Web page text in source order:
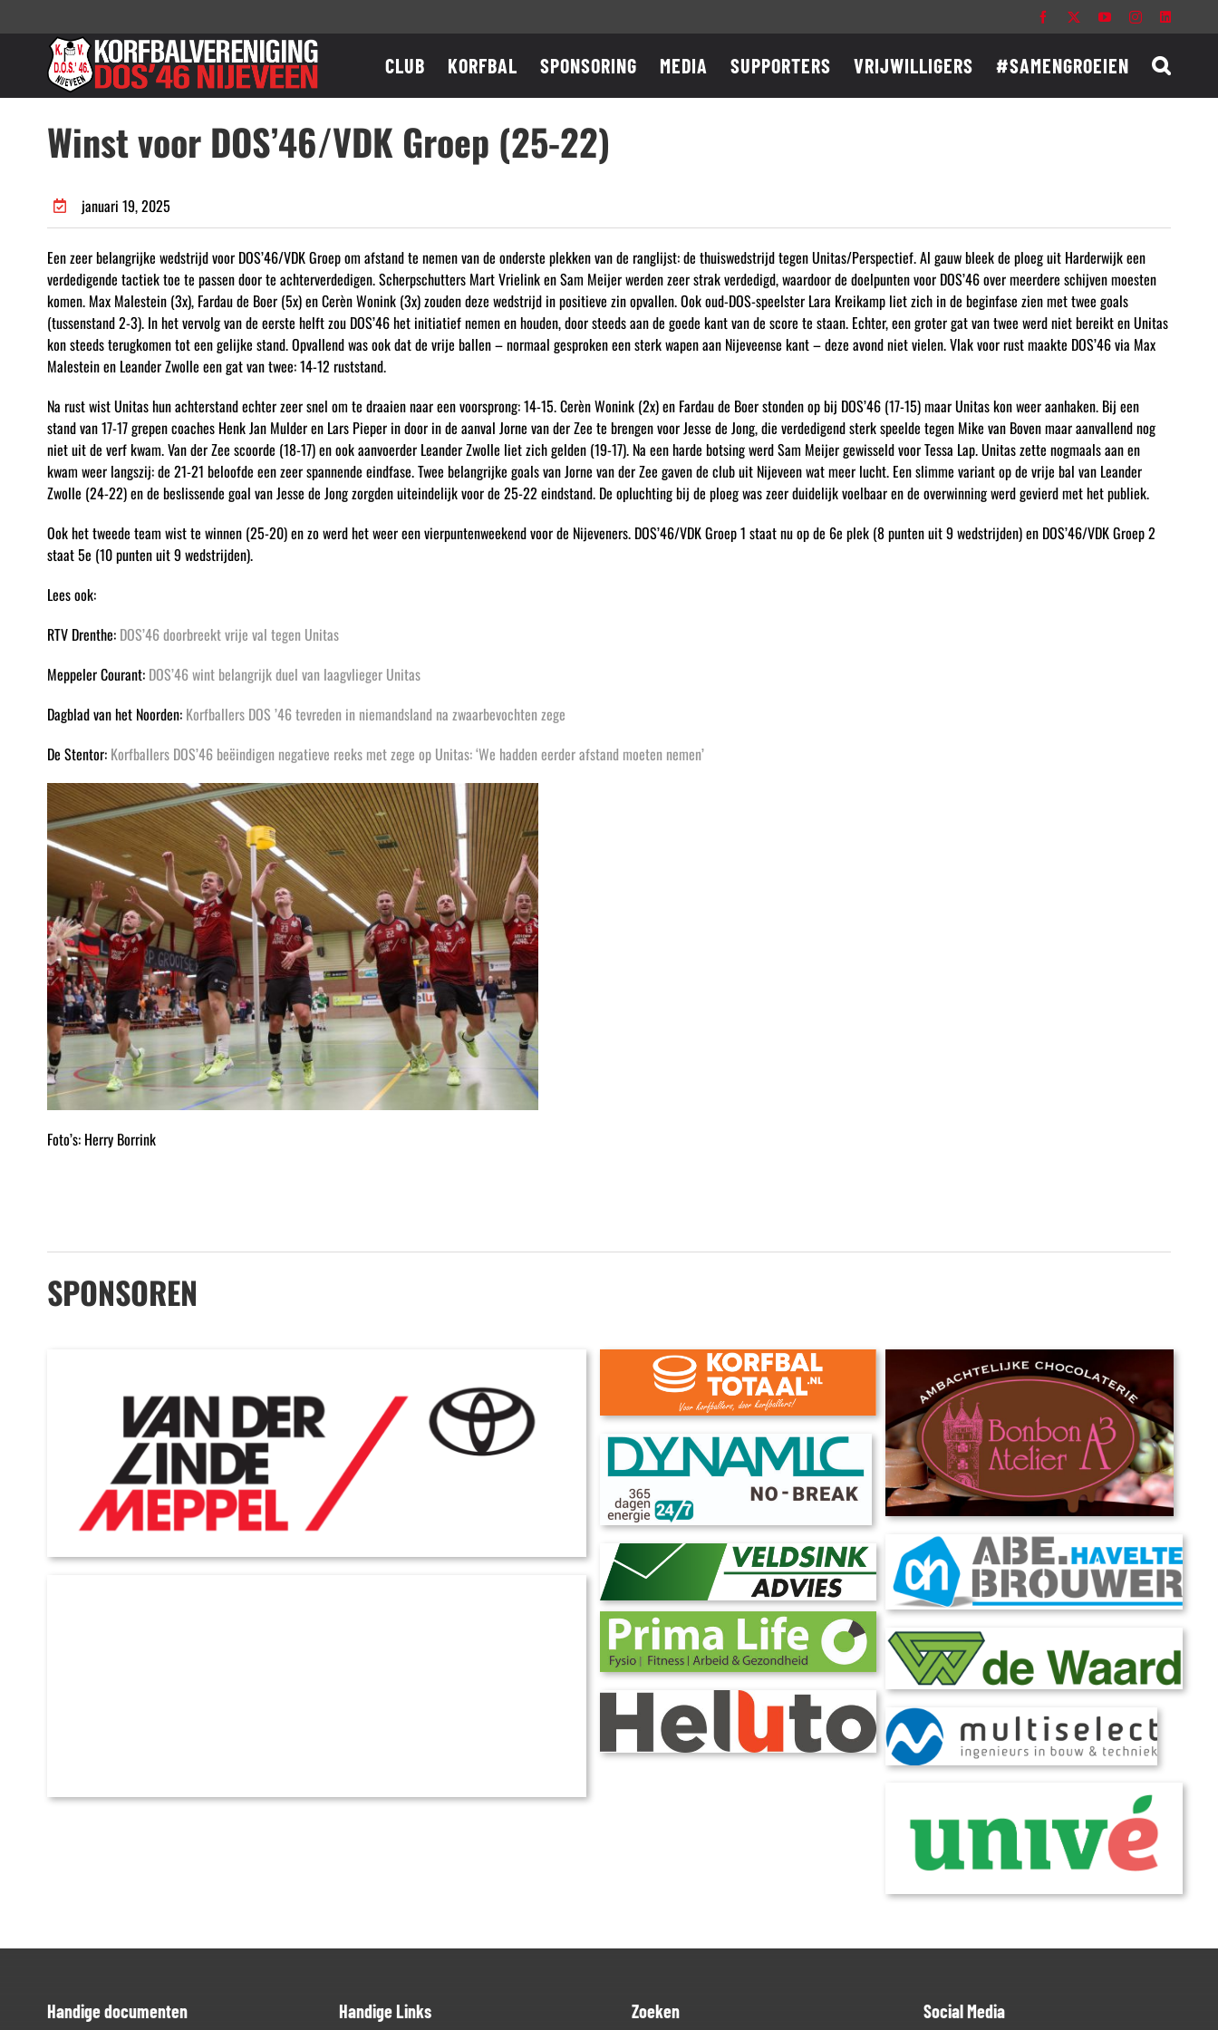
naar
Facebook YouTubeInstagram
CLUB KORFBAL SPONSORING MEDIA SUPPORTERS VRIJWILLIGERS #SAMENGROEIEN
Winst voor DOS’46/VDK Groep (25-22)
januari 19, 2025
Een zeer belangrijke wedstrijd voor DOS’46/VDK Groep om afstand te nemen van de onderste plekken van de ranglijst: de thuiswedstrijd tegen Unitas/Perspectief. Al gauw bleek de ploeg uit Harderwijk een
verdedigende tactiek toe te passen door te achterverdedigen. Scherpschutters Mart Vrielink en Sam Meijer werden zeer strak verdedigd, waardoor de doelpunten voor DOS’46 over meerdere schijven moesten
komen. Max Malestein (3x), Fardau de Boer (5x) en Cerèn Wonink (3x) zouden deze wedstrijd in positieve zin opvallen. Ook oud-DOS-speelster Lara Kreikamp liet zich in de beginfase zien met twee goals
(tussenstand 2-3). In het vervolg van de eerste helft zou DOS’46 het initiatief nemen en houden, door steeds aan de goede kant van de score te staan. Echter, een groter gat van twee werd niet bereikt en Unitas
kon steeds terugkomen tot een gelijke stand. Opvallend was ook dat de vrije ballen – normaal gesproken een sterk wapen aan Nijeveense kant – deze avond niet vielen. Vlak voor rust maakte DOS’46 via Max
Malestein en Leander Zwolle een gat van twee: 14-12 ruststand.
Na rust wist Unitas hun achterstand echter zeer snel om te draaien naar een voorsprong: 14-15. Cerèn Wonink (2x) en Fardau de Boer stonden op bij DOS’46 (17-15) maar Unitas kon weer aanhaken. Bij een
stand van 17-17 grepen coaches Henk Jan Mulder en Lars Pieper in door in de aanval Jorne van der Zee te brengen voor Jesse de Jong, die verdedigend sterk speelde tegen Mike van Boven maar aanvallend nog
niet uit de verf kwam. Van der Zee scoorde (18-17) en ook aanvoerder Leander Zwolle liet zich gelden (19-17). Na een harde botsing werd Sam Meijer gewisseld voor Tessa Lap. Unitas zette nogmaals aan en
kwam weer langszij: de 21-21 beloofde een zeer spannende eindfase. Twee belangrijke goals van Jorne van der Zee gaven de club uit Nijeveen wat meer lucht. Een slimme variant op de vrije bal van Leander
Zwolle (24-22) en de beslissende goal van Jesse de Jong zorgden uiteindelijk voor de 25-22 eindstand. De opluchting bij de ploeg was zeer duidelijk voelbaar en de overwinning werd gevierd met het publiek.
Ook het tweede team wist te winnen (25-20) en zo werd het weer een vierpuntenweekend voor de Nijeveners. DOS’46/VDK Groep 1 staat nu op de 6e plek (8 punten uit 9 wedstrijden) en DOS’46/VDK Groep 2
staat 5e (10 punten uit 9 wedstrijden).
Lees ook:
RTV Drenthe: DOS’46 doorbreekt vrije val tegen Unitas
Meppeler Courant: DOS’46 wint belangrijk duel van laagvlieger Unitas
Dagblad van het Noorden: Korfballers DOS ’46 tevreden in niemandsland na zwaarbevochten zege
De Stentor: Korfballers DOS’46 beëindigen negatieve reeks met zege op Unitas: ‘We hadden eerder afstand moeten nemen’
Foto’s: Herry Borrink
SPONSOREN
Handige documenten Handige Links Zoeken Social Media